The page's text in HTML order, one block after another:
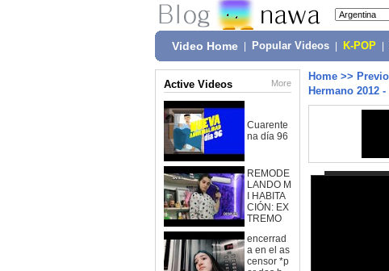
Video Home Popular Videos K-POP
Active Videos More
Cuarente
na día 96
REMODE
LANDO M
I HABITA
CIÓN: EX
TREMO
encerrad
a en el as
censor *p
Home >>
Hermano 2012 -